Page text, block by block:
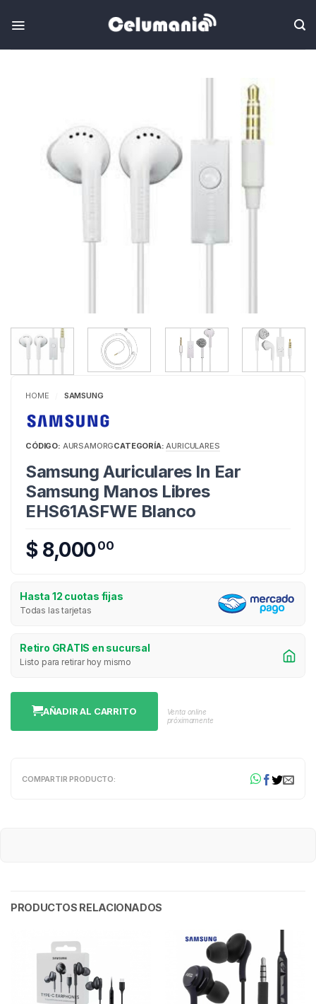
HOME SAMSUNG
CÓDIGO: AURSAMORGCATEGORÍA: AURICULARES
Samsung Auriculares In Ear
Samsung Manos Libres
EHS61ASFWE Blanco
$ 8,00000
Hasta 12 cuotas fijas
Todas las tarjetas
Retiro GRATIS en sucursal
Listo para retirar hoy mismo
AÑADIR AL CARRITO
Venta online
próximamente
COMPARTIR PRODUCTO:
PRODUCTOS RELACIONADOS